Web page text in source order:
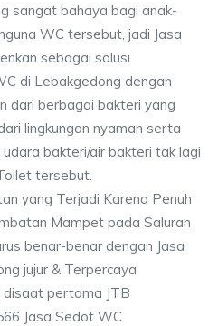
sangat bahaya bagi anak-
WC tersebut, jadi Jasa
sebagai solusi
di Lebakgedong dengan
dari berbagai bakteri yang
lingkungan nyaman serta
bakteri/air bakteri tak lagi
tersebut.
yang Terjadi Karena Penuh
Mampet pada Saluran
benar-benar dengan Jasa
jujur & Terpercaya
disaat pertama JTB
Jasa Sedot WC